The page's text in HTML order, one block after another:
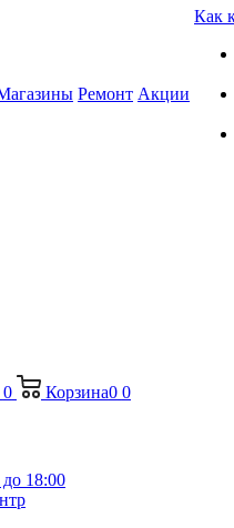
Ремонт Акции
Как
0 Корзина0 0
18:00